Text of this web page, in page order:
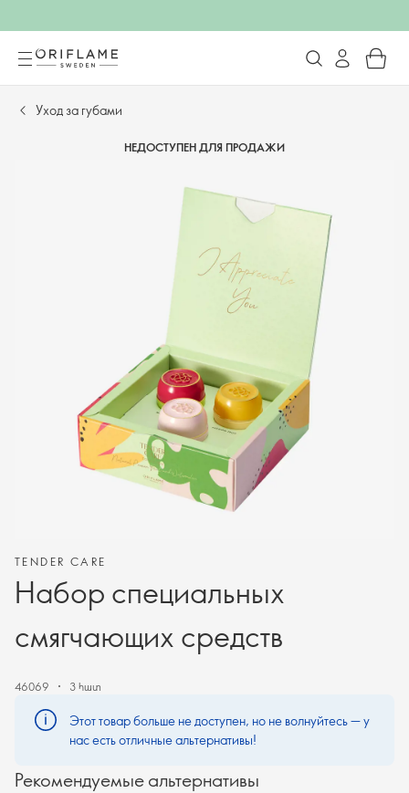
Уход за губами
НЕДОСТУПЕН ДЛЯ ПРОДАЖИ
TENDER CARE
Набор специальных
смягчающих средств
46069 3 հատ
Этот товар больше не доступен, но не волнуйтесь — у
нас есть отличные альтернативы!
Рекомендуемые альтернативы